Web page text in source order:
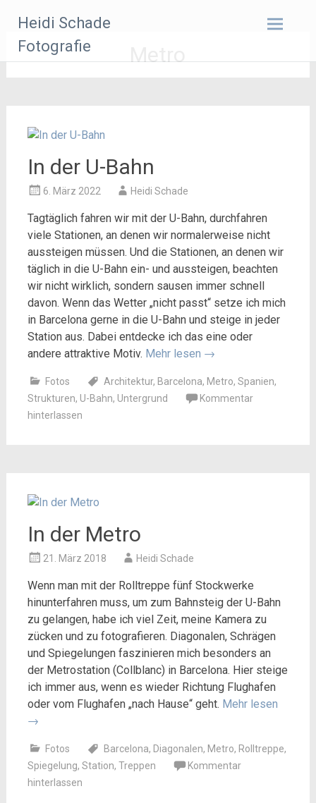
Inhalt
springen
Heidi Schade
Fotografie
Metro
In der U-Bahn
6. März 2022 Heidi Schade
Tagtäglich fahren wir mit der U-Bahn, durchfahren
viele Stationen, an denen wir normalerweise nicht
aussteigen müssen. Und die Stationen, an denen wir
täglich in die U-Bahn ein- und aussteigen, beachten
wir nicht wirklich, sondern sausen immer schnell
davon. Wenn das Wetter „nicht passt“ setze ich mich
in Barcelona gerne in die U-Bahn und steige in jeder
Station aus. Dabei entdecke ich das eine oder
andere attraktive Motiv. Mehr lesen →
Fotos Architektur, Barcelona, Metro, Spanien,
Strukturen, U-Bahn, Untergrund
Kommentar
hinterlassen
In der Metro
21. März 2018 Heidi Schade
Wenn man mit der Rolltreppe fünf Stockwerke
hinunterfahren muss, um zum Bahnsteig der U-Bahn
zu gelangen, habe ich viel Zeit, meine Kamera zu
zücken und zu fotografieren. Diagonalen, Schrägen
und Spiegelungen faszinieren mich besonders an
der Metrostation (Collblanc) in Barcelona. Hier steige
ich immer aus, wenn es wieder Richtung Flughafen
oder vom Flughafen „nach Hause“ geht. Mehr lesen
→
Fotos Barcelona, Diagonalen, Metro, Rolltreppe,
Spiegelung, Station, Treppen
Kommentar
hinterlassen